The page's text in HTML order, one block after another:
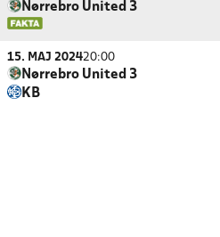
Nørrebro United 3
15. MAJ 202420:00
Nørrebro United 3
KB